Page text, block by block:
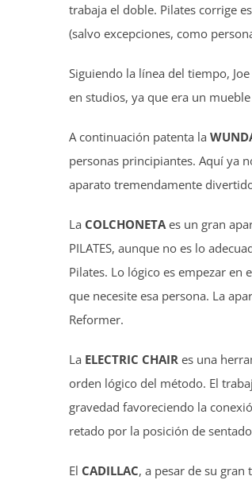
trabaja el doble. Pilates corrige
(salvo excepciones, como
Siguiendo la línea del tiempo,
en studios, ya que era un
A continuación patenta la
personas principiantes. Aquí ya
aparato tremendamente
La COLCHONETAes un gran
PILATES, aunque no es lo
Pilates. Lo lógico es empezar en
que necesite esa persona. La
Reformer.
La ELECTRIC CHAIR es una
orden lógico del método. El
gravedad favoreciendo la
retado por la posición de
El CADILLAC, a pesar de su